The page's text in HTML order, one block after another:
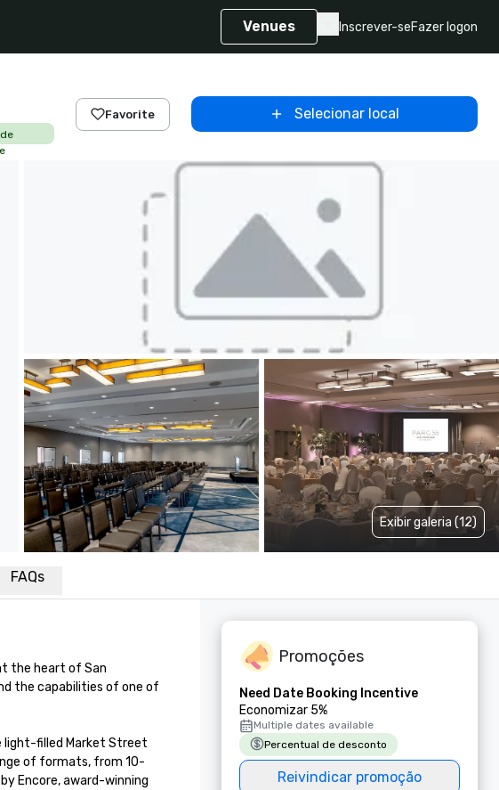
Venues Inscrever-seFazer logon
Favorite Selecionar local
Exibir galeria (12)
FAQs
the heart of San
the capabilities of one of
light-filled Market Street
of formats, from 10-
Encore, award-winning
Promoções
Need Date Booking Incentive
Economizar 5%
Multiple dates available
Percentual de desconto
Reivindicar promoção